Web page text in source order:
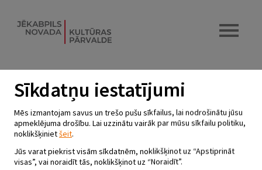
MUZIKĀLAIS BALKONIŅŠ.
MUZICĒ ILZE RIJNIECE UN
ĢITĀRISTS PAULS ARNICĀNS.
31.08.2022 - plkst.19.00
Sīkdatņu iestatījumi
Mēs izmantojam savus un trešo pušu sīkfailus, lai nodrošinātu jūsu
apmeklējuma drošību. Lai uzzinātu vairāk par mūsu sīkfailu politiku,
noklikšķinietšeit.
Jūs varat piekrist visām sīkdatnēm, noklikšķinot uz “Apstiprināt
visas”, vai noraidīt tās, noklikšķinot uz “Noraidīt”.